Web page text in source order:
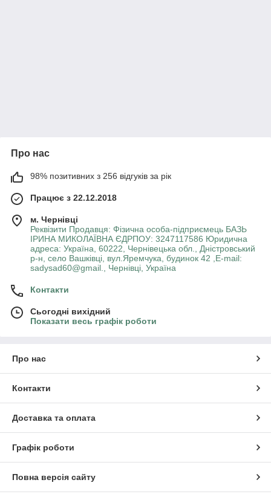
Про нас
98% позитивних з 256 відгуків за рік
Працює з 22.12.2018
м. Чернівці
Реквізити Продавця: Фізична особа-підприємець БАЗЬ
ІРИНА МИКОЛАЇВНА ЄДРПОУ: 3247117586 Юридична
адреса: Україна, 60222, Чернівецька обл., Дністровський
р-н, село Вашківці, вул.Яремчука, будинок 42 ,E-mail:
sadysad60@gmail., Чернівці, Україна
Контакти
Сьогодні вихідний
Показати весь графік роботи
Про нас
Контакти
Доставка та оплата
Графік роботи
Повна версія сайту